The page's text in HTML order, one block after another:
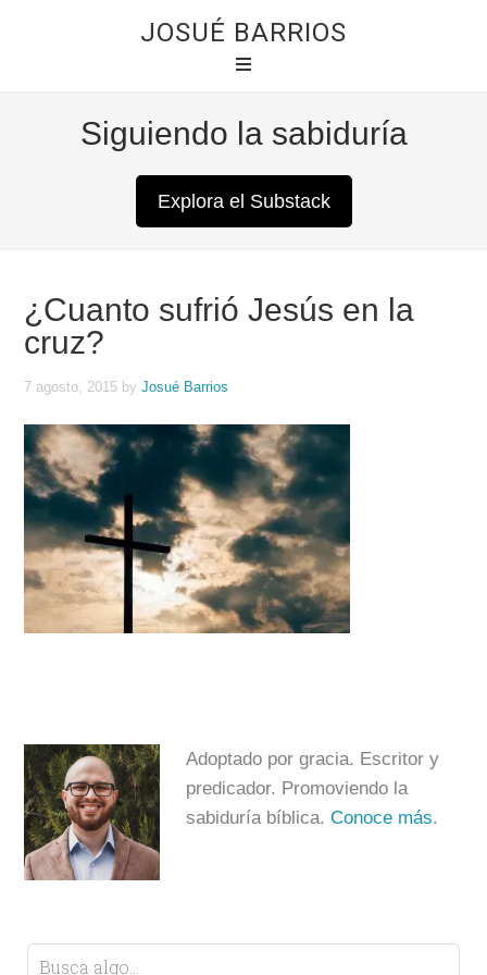
JOSUÉ BARRIOS
Siguiendo la sabiduría
Explora el Substack
¿Cuanto sufrió Jesús en la
cruz?
7 agosto, 2015 byJosué Barrios
Adoptado por gracia. Escritor y
predicador. Promoviendo la
sabiduría bíblica.Conoce más.